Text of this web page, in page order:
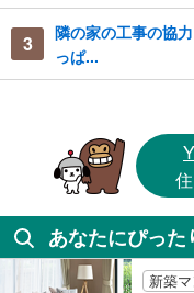
3
隣の家の工事の協
っぱ...
あなたにぴった
新築